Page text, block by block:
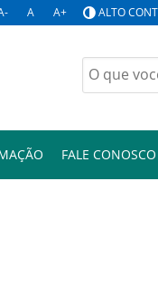
A A+ ALTO
Buscar
por:
FALE CONOSCO